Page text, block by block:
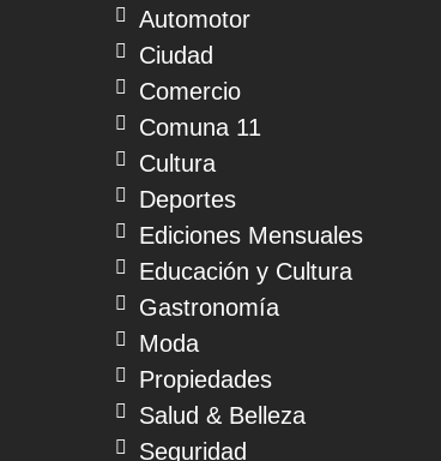
Automotor
Ciudad
Comercio
Comuna 11
Cultura
Deportes
Ediciones Mensuales
Educación y Cultura
Gastronomía
Moda
Propiedades
Salud & Belleza
Seguridad